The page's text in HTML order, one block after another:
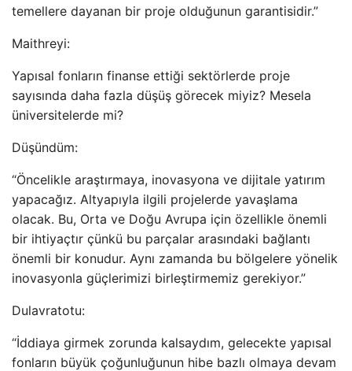
temellere dayanan bir proje olduğunun garantisidir.”
Maithreyi:
Yapısal fonların finanse ettiği sektörlerde proje
sayısında daha fazla düşüş görecek miyiz? Mesela
üniversitelerde mi?
Düşündüm:
“Öncelikle araştırmaya, inovasyona ve dijitale yatırım
yapacağız. Altyapıyla ilgili projelerde yavaşlama
olacak. Bu, Orta ve Doğu Avrupa için özellikle önemli
bir ihtiyaçtır çünkü bu parçalar arasındaki bağlantı
önemli bir konudur. Aynı zamanda bu bölgelere yönelik
inovasyonla güçlerimizi birleştirmemiz gerekiyor.”
Dulavratotu:
“İddiaya girmek zorunda kalsaydım, gelecekte yapısal
fonların büyük çoğunluğunun hibe bazlı olmaya devam